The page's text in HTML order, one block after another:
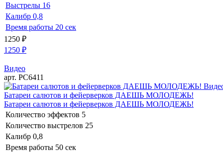
Выстрелы 16
Калибр 0,8
Время работы 20 сек
1250 ₽
1250 ₽
Видео
арт. РС6411
Батареи салютов и фейерверков ДАЕШЬ МОЛОДЕЖЬ!
Батареи салютов и фейерверков ДАЕШЬ МОЛОДЕЖЬ!
Количество эффектов 5
Количество выстрелов 25
Калибр 0,8
Время работы 50 сек